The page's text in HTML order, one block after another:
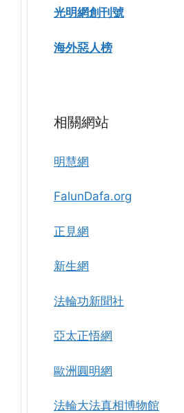
光明網創刊號
海外惡人榜
相關網站
明慧網
FalunDafa.org
正見網
新生網
法輪功新聞社
亞太正悟網
歐洲圓明網
法輪大法真相博物館